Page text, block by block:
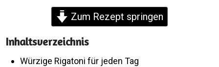
Zum Rezept springen
Inhaltsverzeichnis
Würzige Rigatoni für jeden Tag